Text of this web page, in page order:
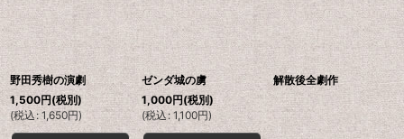
絞り込む
野田秀樹の演劇
1,500円(税別)
(税込: 1,650円)
ゼンダ城の虜
1,000円(税別)
(税込: 1,100円)
解散後全劇作